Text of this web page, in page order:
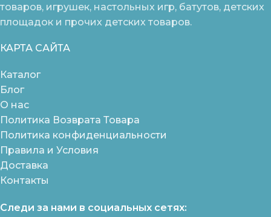
товаров, игрушек, настольных игр, батутов, детских
площадок и прочих детских товаров.
КАРТА САЙТА
Каталог
Блог
О нас
Политика Возврата Товара
Политика конфиденциальности
Правила и Условия
Доставка
Контакты
Следи за нами в социальных сетях: